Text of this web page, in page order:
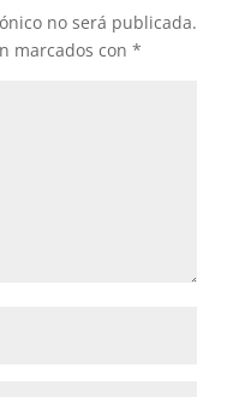
no será publicada.
marcados con *